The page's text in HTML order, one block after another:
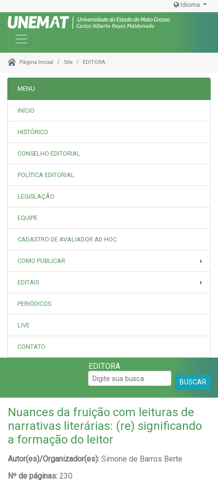
Idioma
Toggle navigation
Página Inicial Site EDITORA
MENU
INÍCIO
HISTÓRICO
CONSELHO EDITORIAL
POLÍTICA EDITORIAL
LEGISLAÇÃO
EQUIPE
CADASTRO DE AVALIADOR AD HOC
COMO PUBLICAR
EDITAIS
PERIÓDICOS
LIVE
CONTATO
EDITORA
BUSCAR
Nuances da fruição com leituras de
narrativas literárias: (re) significando
a formação do leitor
Autor(es)/Organizador(es): Simone de Barros Berte
Nº de páginas: 230